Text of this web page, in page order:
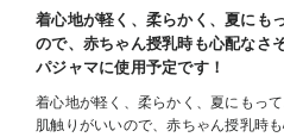
お買い物を続ける
着心地が軽く、柔らかく、夏にも
ので、赤ちゃん授乳時も心配なさ
パジャマに使用予定です！
着心地が軽く、柔らかく、夏にもって
肌触りがいいので、赤ちゃん授乳時も
お気に入り商